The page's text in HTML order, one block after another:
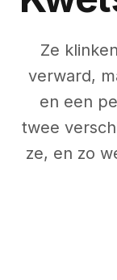
Ze
verward,
en een
twee
ze, en zo